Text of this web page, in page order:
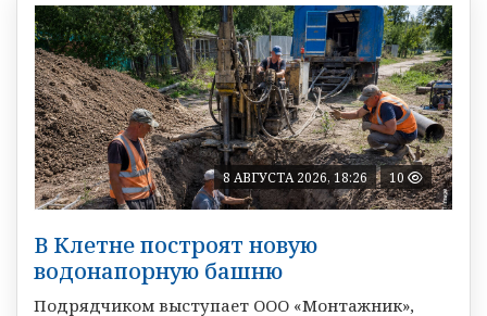
8 АВГУСТА 2026, 18:26 10
В Клетне построят новую
водонапорную башню
Подрядчиком выступает ООО «Монтажник»,